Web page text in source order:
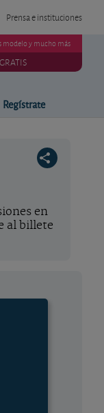
Prensa e instituciones
modelo y mucho más
Regístrate
en
al billete